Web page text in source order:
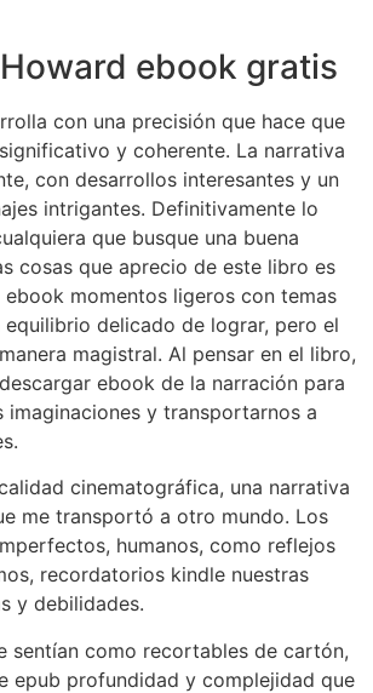
ebook gratis
con una precisión que hace que
y coherente. La narrativa
con desarrollos interesantes y un
intrigantes. Definitivamente lo
que busque una buena
cosas que aprecio de este libro es
ebook momentos ligeros con temas
equilibrio delicado de lograr, pero el
magistral. Al pensar en el libro,
ebook de la narración para
imaginaciones y transportarnos a
cinematográfica, una narrativa
me transportó a otro mundo. Los
humanos, como reflejos
recordatorios kindle nuestras
y debilidades.
sentían como recortables de cartón,
epub profundidad y complejidad que